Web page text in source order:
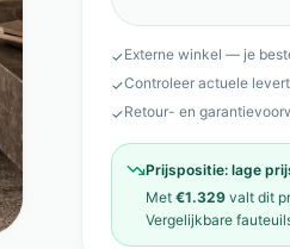
✓Externe winkel — je
✓Controleer actuele
✓Retour- en
Prijspositie: lage
Met €1.329 valt dit
Vergelijkbare